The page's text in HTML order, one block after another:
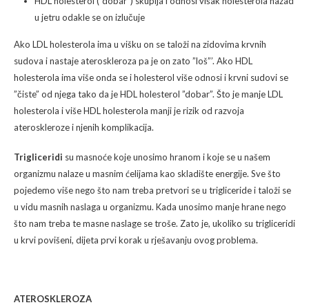
u jetru odakle se on izlučuje
Ako LDL holesterola ima u višku on se taloži na zidovima krvnih
sudova i nastaje ateroskleroza pa je on zato ”loš”’. Ako HDL
holesterola ima više onda se i holesterol više odnosi i krvni sudovi se
”čiste” od njega tako da je HDL holesterol ”dobar”. Što je manje LDL
holesterola i više HDL holesterola manji je rizik od razvoja
ateroskleroze i njenih komplikacija.
Trigliceridi su masnoće koje unosimo hranom i koje se u našem
organizmu nalaze u masnim ćelijama kao skladište energije. Sve što
pojedemo više nego što nam treba pretvori se u trigliceride i taloži se
u vidu masnih naslaga u organizmu. Kada unosimo manje hrane nego
što nam treba te masne naslage se troše. Zato je, ukoliko su trigliceridi
u krvi povišeni, dijeta prvi korak u rješavanju ovog problema.
ATEROSKLEROZA